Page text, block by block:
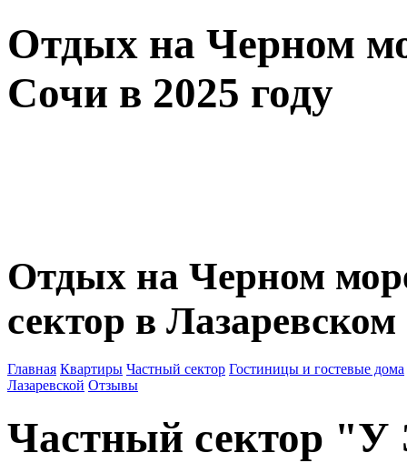
Отдых на Черном
Сочи в 2025 году
Отдых на Черном
сектор в Лазаревском
Главная Квартиры Частный сектор Гостиницы и гостевые дома
Лазаревской Отзывы
Частный сектор